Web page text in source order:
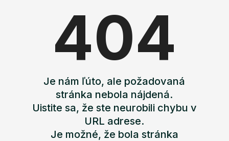
404
Je nám ľúto, ale požadovaná
stránka nebola nájdená.
Uistite sa, že ste neurobili chybu v
URL adrese.
Je možné, že bola stránka